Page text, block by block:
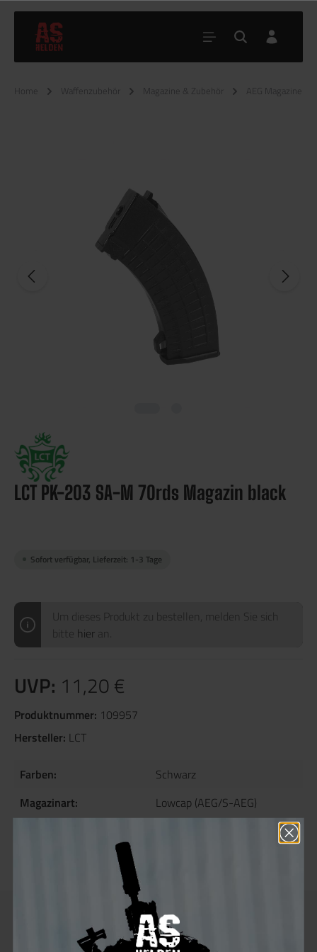
Home Waffenzubehör Magazine & Zubehör AEG Magazine
LCT PK-203 SA-M 70rds Magazin black
Sofort verfügbar, Lieferzeit: 1-3 Tage
Um dieses Produkt zu bestellen, melden Sie sich
bitte hier an.
UVP: 11,20 €
Produktnummer: 109957
Hersteller: LCT
Farben:
Schwarz
Magazinart:
Lowcap (AEG/S-AEG)
Beschreibung